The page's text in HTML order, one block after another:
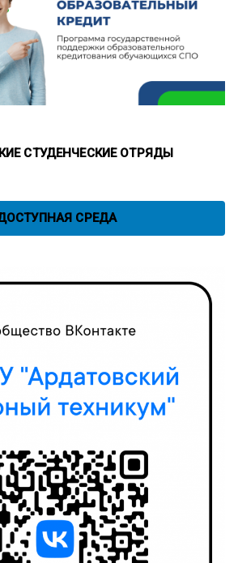
СТУДЕНЧЕСКИЕ ОТРЯДЫ
СРЕДА